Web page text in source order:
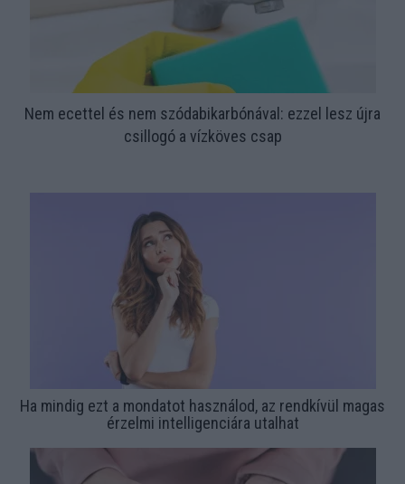
Nem ecettel és nem szódabikarbónával: ezzel lesz újra
csillogó a vízköves csap
Ha mindig ezt a mondatot használod, az rendkívül magas
érzelmi intelligenciára utalhat